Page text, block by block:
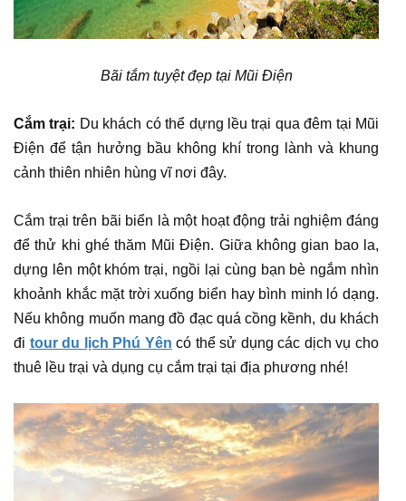
Bãi tắm tuyệt đẹp tại Mũi Điện
Cắm trại: Du khách có thể dựng lều trại qua đêm tại Mũi
Điện để tận hưởng bầu không khí trong lành và khung
cảnh thiên nhiên hùng vĩ nơi đây.
Cắm trại trên bãi biển là một hoạt động trải nghiệm đáng
để thử khi ghé thăm Mũi Điện. Giữa không gian bao la,
dựng lên một khóm trại, ngồi lại cùng bạn bè ngắm nhìn
khoảnh khắc mặt trời xuống biển hay bình minh ló dạng.
Nếu không muốn mang đồ đạc quá cồng kềnh, du khách
đi tour du lịch Phú Yên có thể sử dụng các dịch vụ cho
thuê lều trại và dụng cụ cắm trại tại địa phương nhé!